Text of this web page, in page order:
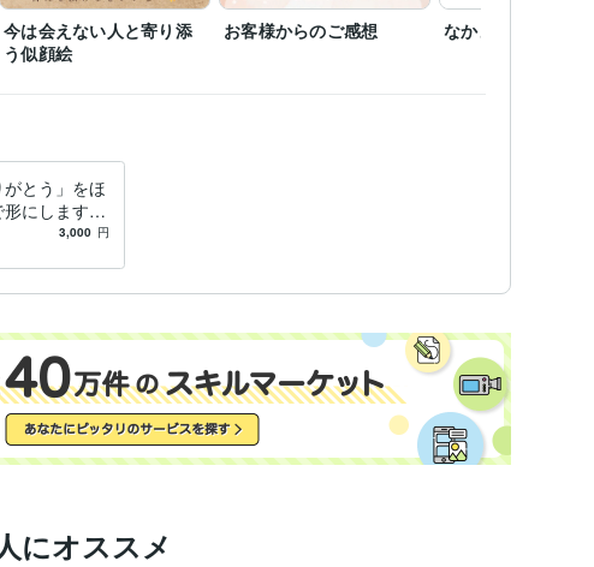
今は会えない人と寄り添
う似顔絵
お客様からのご感想 なかよし三姉妹
とう」をほ
にします
れくさい気
3,000 円
にオススメ